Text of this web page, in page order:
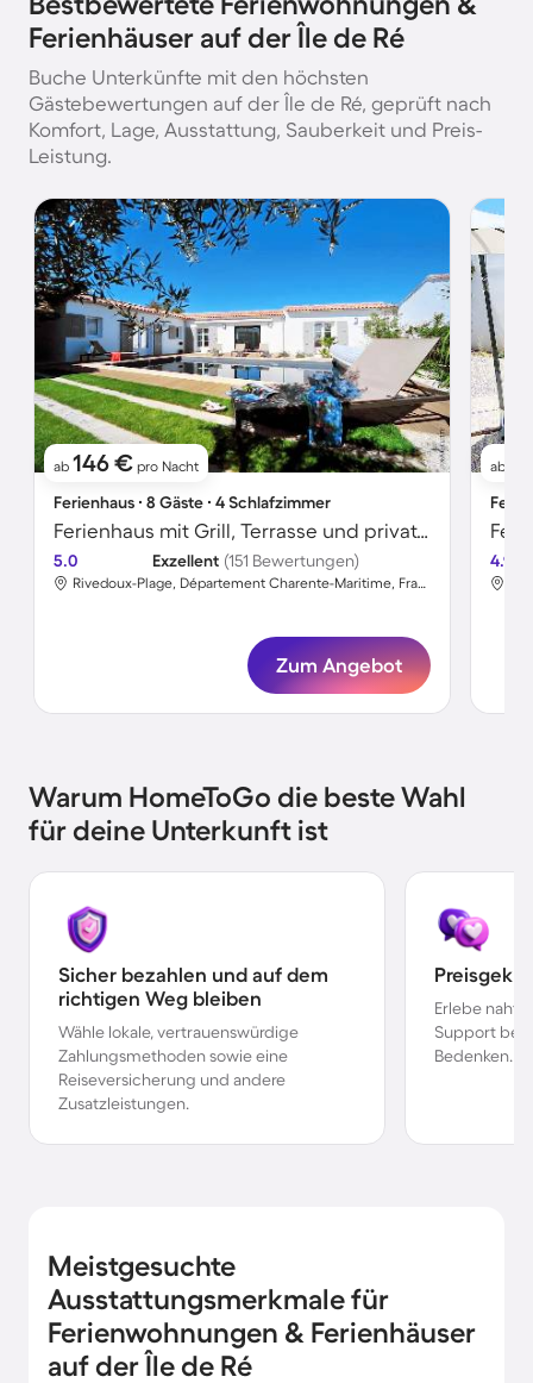
Ferienhäuser auf der Île de Ré
Buche Unterkünfte mit den höchsten
Gästebewertungen auf der Île de Ré, geprüft nach
Komfort, Lage, Ausstattung, Sauberkeit und Preis-
Leistung.
ab 146 € pro Nacht
Ferienhaus ∙ 8 Gäste ∙ 4 Schlafzimmer
Ferienhaus mit Grill, Terrasse und privatem Pool
5.0 Exzellent (151 Bewertungen)
Rivedoux-Plage, Département Charente-Maritime, Frankreich
Zum Angebot
ab
4.9
Warum HomeToGo die beste Wahl
für deine Unterkunft ist
Sicher bezahlen und auf dem
richtigen Weg bleiben
Wähle lokale, vertrauenswürdige
Zahlungsmethoden sowie eine
Reiseversicherung und andere
Zusatzleistungen.
Erlebe
Support bei
Bedenken.
Meistgesuchte
Ausstattungsmerkmale für
Ferienwohnungen & Ferienhäuser
auf der Île de Ré